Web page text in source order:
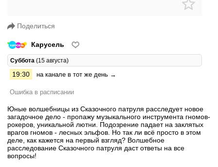
Поделиться
Карусель
Суббота (15 августа)
19:30 на канале в тот же день →
Ошибка в расписании
Юные волшебницы из Сказочного патруля расследует новое
загадочное дело - пропажу музыкального инструмента гномов-
рокеров, уникальной лютни. Подозрение падает на заклятых
врагов гномов - лесных эльфов. Но так ли всё просто в этом
деле, как кажется на первый взгляд? Волшебное
расследование Сказочного патруля даст ответы на все
вопросы!